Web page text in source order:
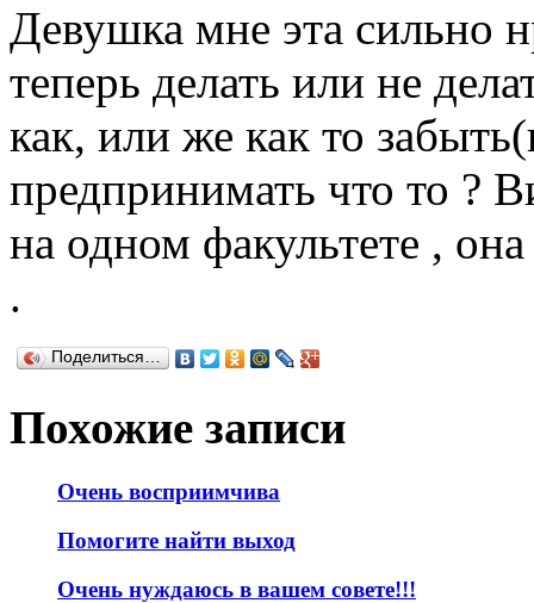
Девушка мне эта сильно
теперь делать или не
как, или же как то
предпринимать что то ?
на одном факультете ,
.
Поделиться…
Похожие записи
Очень восприимчива
Помогите найти выход
Очень нуждаюсь в вашем совете!!!